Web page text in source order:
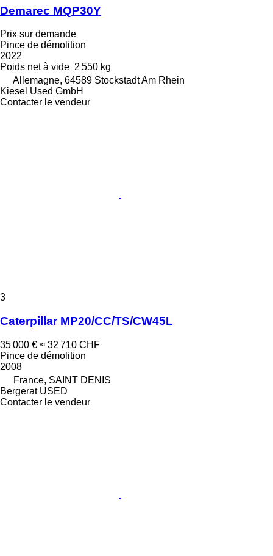
Demarec MQP30Y
Prix sur demande
Pince de démolition
2022
Poids net à vide 2 550 kg
Allemagne, 64589 Stockstadt Am Rhein
Kiesel Used GmbH
Contacter le vendeur
3
Caterpillar MP20/CC/TS/CW45L
35 000 € ≈ 32 710 CHF
Pince de démolition
2008
France, SAINT DENIS
Bergerat USED
Contacter le vendeur